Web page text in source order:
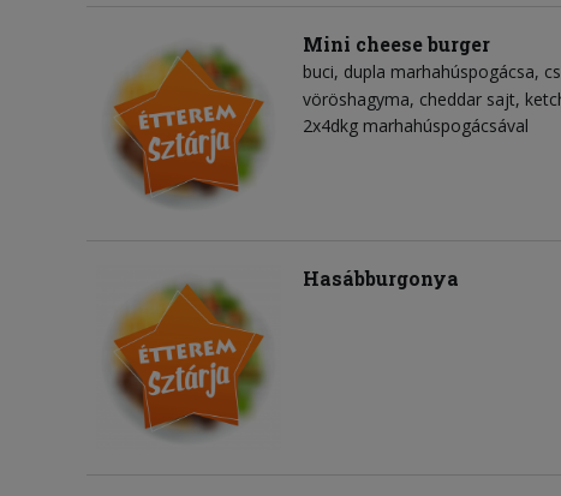
Mini cheese burger
buci dupla marhahúspogácsa
vöröshagyma cheddar sajt
2x4dkg marhahúspogácsával
Hasábburgonya